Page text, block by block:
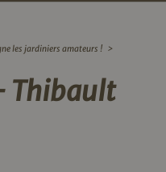
les jardiniers amateurs ! >
Thibault